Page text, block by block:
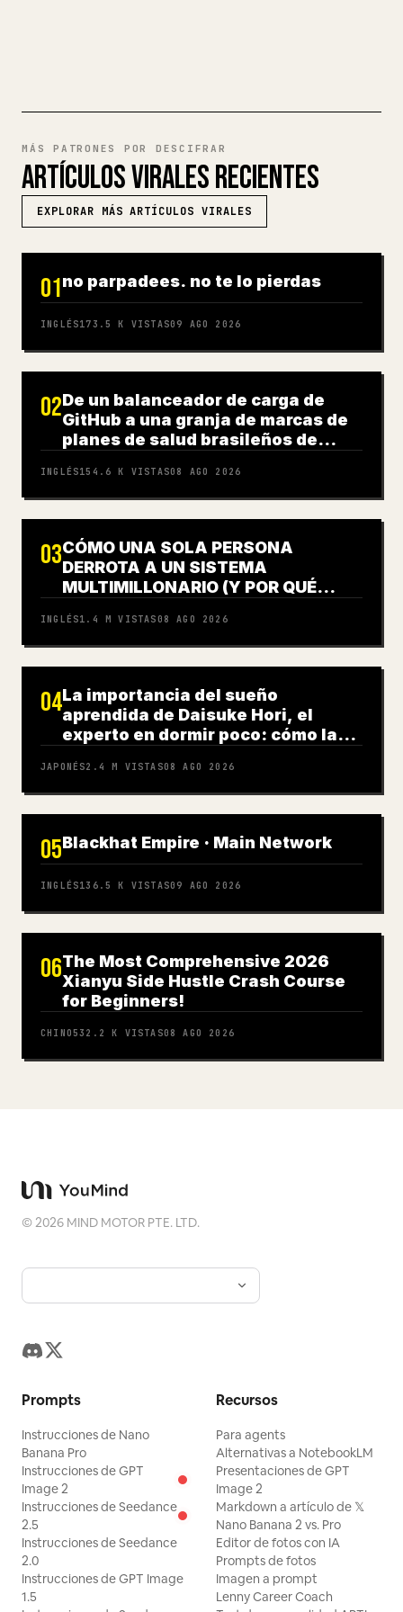
MÁS PATRONES POR DESCIFRAR
ARTÍCULOS VIRALES RECIENTES
EXPLORAR MÁS ARTÍCULOS VIRALES
01no parpadees. no te lo pierdas
INGLÉS173.5 K VISTAS09 AGO 2026
02De un balanceador de carga de
GitHub a una granja de marcas de
planes de salud brasileños de
identidad
INGLÉS154.6 K VISTAS08 AGO 2026
03CÓMO UNA SOLA PERSONA
DERROTA A UN SISTEMA
MULTIMILLONARIO (Y POR QUÉ
INGLÉS1.4 M VISTAS08 AGO 2026
04La importancia del sueño
aprendida de Daisuke Hori, el
experto en dormir poco: cómo la
trastorno de pánico
JAPONÉS2.4 M VISTAS08 AGO 2026
05Blackhat Empire · Main Network
INGLÉS136.5 K VISTAS09 AGO 2026
06The Most Comprehensive 2026
Xianyu Side Hustle Crash Course
for Beginners!
CHINO532.2 K VISTAS08 AGO 2026
©2026 MIND MOTOR PTE. LTD.
Prompts
Instrucciones de Nano
Banana Pro
Instrucciones de GPT
Image 2
Instrucciones de Seedance
2.5
Instrucciones de Seedance
2.0
Instrucciones de GPT Image
1.5
Recursos
Para agents
Alternativas a NotebookLM
Presentaciones de GPT
Image 2
Markdown a artículo de 𝕏
Nano Banana 2 vs. Pro
Editor de fotos con IA
Prompts de fotos
Imagen a prompt
Lenny Career Coach